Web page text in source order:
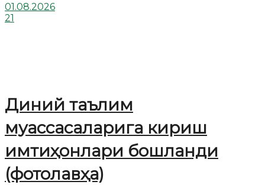
01.08.2026
21
Диний таълим
муассасаларига кириш
имтиҳонлари бошланди
(фотолавҳа)